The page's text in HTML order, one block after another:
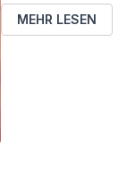
MEHR LESEN